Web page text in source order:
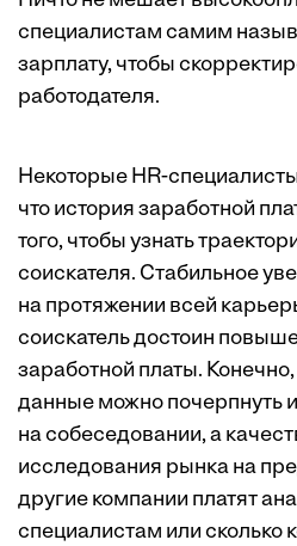
специалистам самим
зарплату, чтобы
работодателя.
Некоторые HR-
что история заработной
того, чтобы узнать
соискателя. Стабильное
на протяжении всей
соискатель достоин
заработной платы. Конечно,
данные можно почерпнуть
на собеседовании, а
исследования рынка на
другие компании платят
специалистам или сколько